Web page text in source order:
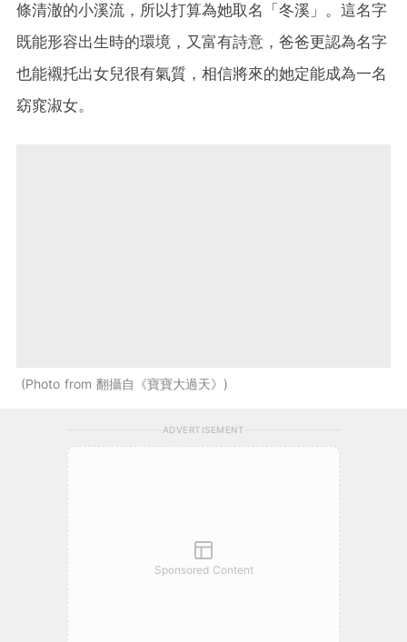
條清澈的小溪流，所以打算為她取名「冬溪」。這名字
既能形容出生時的環境，又富有詩意，爸爸更認為名字
也能襯托出女兒很有氣質，相信將來的她定能成為一名
窈窕淑女。
Photo from 翻攝自《寶寶大過天》
ADVERTISEMENT
Sponsored Content